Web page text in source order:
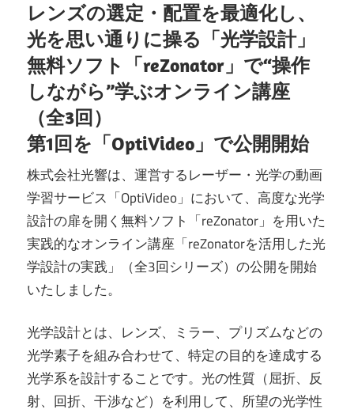
レンズの選定・配置を最適化し、
光を思い通りに操る「光学設計」
無料ソフト「reZonator」で“操作
しながら”学ぶオンライン講座
（全3回）
第1回を「OptiVideo」で公開開始
株式会社光響は、運営するレーザー・光学の動画
学習サービス「OptiVideo」において、高度な光学
設計の扉を開く無料ソフト「reZonator」を用いた
実践的なオンライン講座「reZonatorを活用した光
学設計の実践」（全3回シリーズ）の公開を開始
いたしました。
光学設計とは、レンズ、ミラー、プリズムなどの
光学素子を組み合わせて、特定の目的を達成する
光学系を設計することです。光の性質（屈折、反
射、回折、干渉など）を利用して、所望の光学性